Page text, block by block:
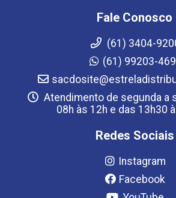
Fale Conosco
(61) 3404-
(61) 99203-
Atendimento de segunda a
08h às 12h e das 13h30
Redes Sociais
Instagram
Facebook